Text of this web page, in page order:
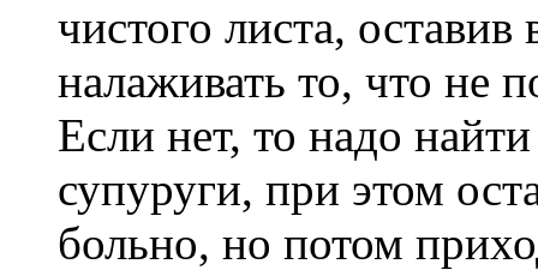
чистого листа,
налаживать то, что не
Если нет, то надо
супуруги, при этом
больно, но потом